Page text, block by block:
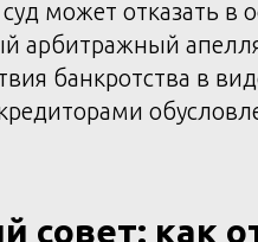
может отказать в
арбитражный
банкротства в
совет: как